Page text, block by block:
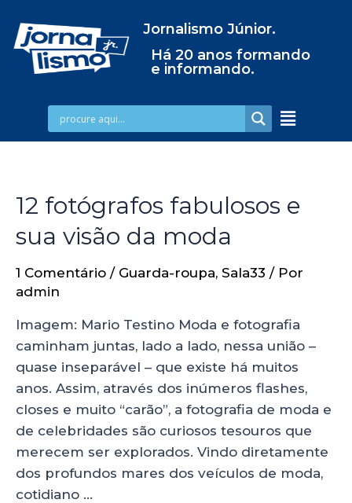
Jornalismo Júnior.
Há 20 anos formando
e informando.
12 fotógrafos fabulosos e
sua visão da moda
1 Comentário / Guarda-roupa, Sala33 / Por
admin
Imagem: Mario Testino Moda e fotografia
caminham juntas, lado a lado, nessa união –
quase inseparável – que existe há muitos
anos. Assim, através dos inúmeros flashes,
closes e muito “carão”, a fotografia de moda e
de celebridades são curiosos tesouros que
merecem ser explorados. Vindo diretamente
dos profundos mares dos veículos de moda,
cotidiano …